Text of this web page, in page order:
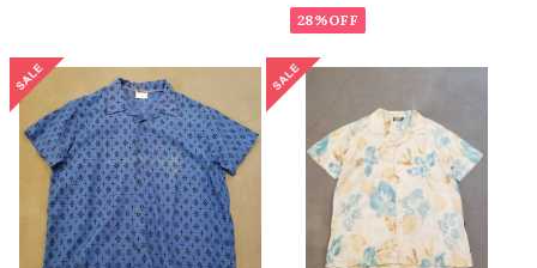
28%OFF